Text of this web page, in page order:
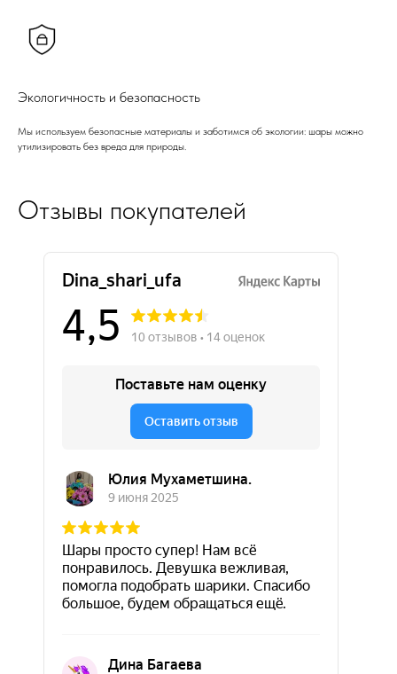
Экологичность и безопасность
Мы используем безопасные материалы и заботимся об экологии: шары можно
утилизировать без вреда для природы.
Отзывы покупателей